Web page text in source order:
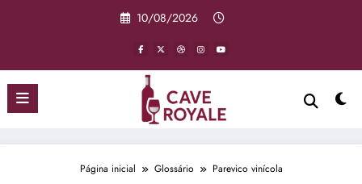
10/08/2026
Página inicial Glossário Parevico vinícola